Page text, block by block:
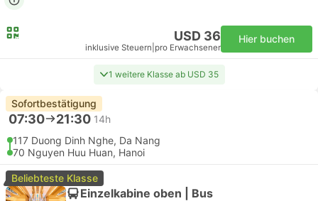
USD 36
inklusive Steuern pro Erwachsener
Hier buchen
1 weitere Klasse ab USD 35
Sofortbestätigung
07:30 21:30 14h
117 Duong Dinh Nghe, Da Nang
70 Nguyen Huu Huan, Hanoi
Beliebteste Klasse
Einzelkabine oben | Bus